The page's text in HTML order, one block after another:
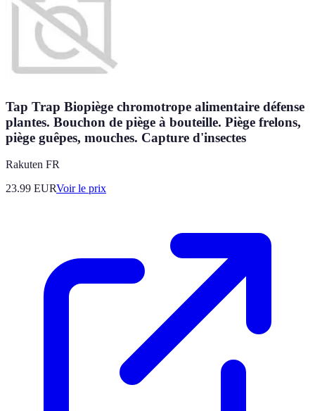
Tap Trap Biopiège chromotrope alimentaire défense
plantes. Bouchon de piège à bouteille. Piège frelons,
piège guêpes, mouches. Capture d'insectes
Rakuten FR
23.99 EURVoir le prix